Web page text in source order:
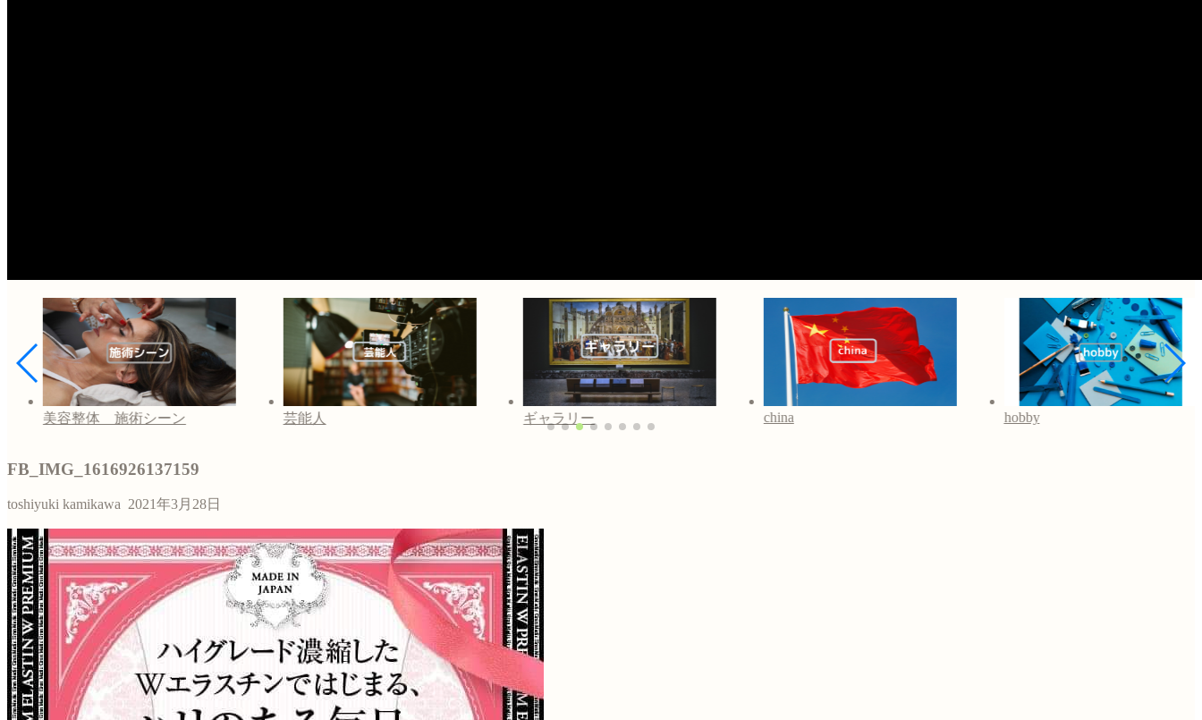
美容整体 施術シーン 芸能人 ギャラリー china hobby
FB_IMG_1616926137159
toshiyuki kamikawa 2021年3月28日